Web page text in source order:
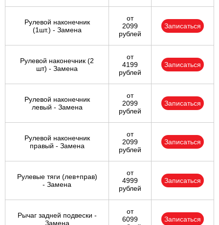
Рулевой наконечник
(1шт.) - Замена
от
2099
рублей
Записаться
Рулевой наконечник (2
шт) - Замена
от
4199
рублей
Записаться
Рулевой наконечник
левый - Замена
от
2099
рублей
Записаться
Рулевой наконечник
правый - Замена
от
2099
рублей
Записаться
Рулевые тяги (лев+прав)
- Замена
от
4999
рублей
Записаться
Рычаг задней подвески -
Замена
от
6099
Записаться